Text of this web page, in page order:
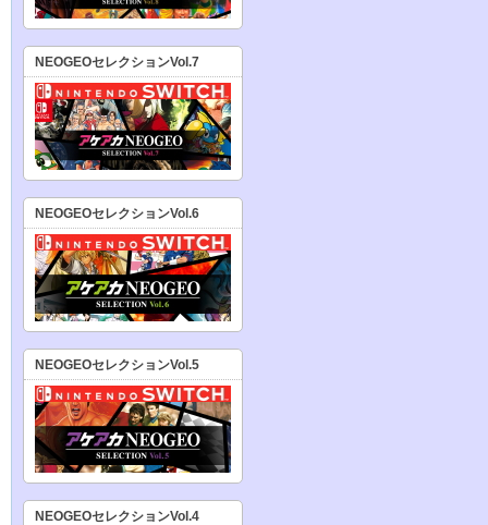
NEOGEOセレクションVol.7
NEOGEOセレクションVol.6
NEOGEOセレクションVol.5
NEOGEOセレクションVol.4